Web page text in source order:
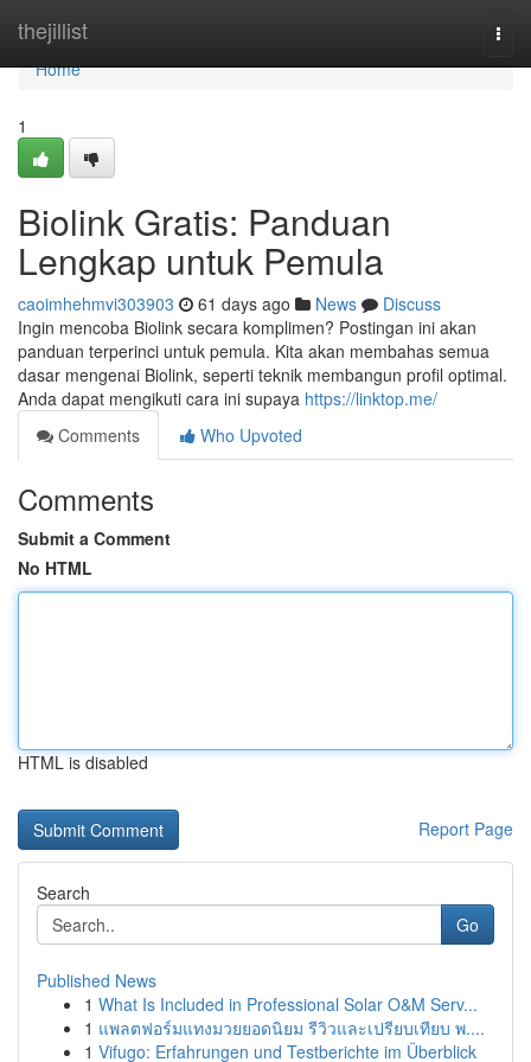
thejillist
Home
Home
1
Biolink Gratis: Panduan
Lengkap untuk Pemula
caoimhehmvi303903 61 days ago News
Discuss
Ingin mencoba Biolink secara komplimen? Postingan ini akan
panduan terperinci untuk pemula. Kita akan membahas semua
dasar mengenai Biolink, seperti teknik membangun profil optimal.
Anda dapat mengikuti cara ini supaya https://linktop.me/
Comments
Who Upvoted
Comments
Submit a Comment
No HTML
HTML is disabled
Report Page
Search
Go
Published News
1 What Is Included in Professional Solar O&M Serv...
1 แพลตฟอร์มแทงมวยยอดนิยม รีวิวและเปรียบเทียบ พ....
1 Vifugo: Erfahrungen und Testberichte im Überblick